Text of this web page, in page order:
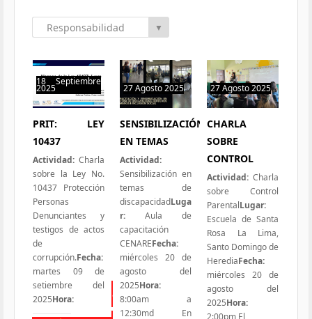
Todas las Iniciativas
Responsabilidad
▼
18 Septiembre
2025
0 hit
PRIT: LEY
10437
Actividad: Charla
sobre la Ley No.
10437 Protección
Personas
Denunciantes y
testigos de actos
de
corrupción.Fecha:
martes 09 de
setiembre del
2025Hora:
27 Agosto 2025
1 hit
SENSIBILIZACIÓN
EN TEMAS
Actividad:
Sensibilización en
temas de
discapacidadLuga
r: Aula de
capacitación
CENAREFecha:
miércoles 20 de
agosto del
2025Hora:
8:00am a
12:30md En
27 Agosto 2025
1 hit
CHARLA
SOBRE
CONTROL
Actividad: Charla
sobre Control
ParentalLugar:
Escuela de Santa
Rosa La Lima,
Santo Domingo de
HerediaFecha:
miércoles 20 de
agosto del
2025Hora:
2:00pm El